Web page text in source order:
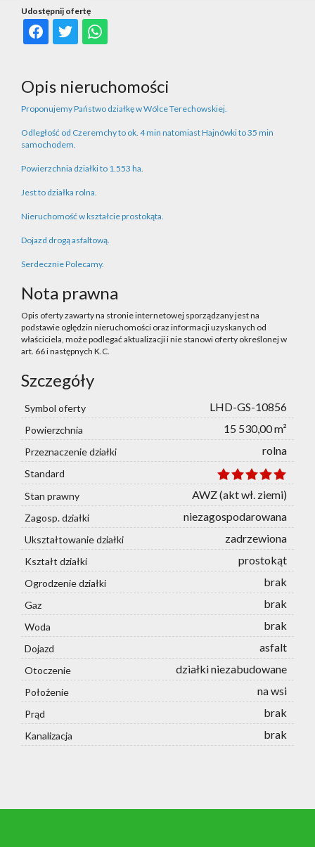
Udostępnij ofertę
Opis nieruchomości
Proponujemy Państwo działkę w Wólce Terechowskiej.
Odległość od Czeremchy to ok. 4 min natomiast Hajnówki to 35 min
samochodem.
Powierzchnia działki to 1.553 ha.
Jest to działka rolna.
Nieruchomość w kształcie prostokąta.
Dojazd drogą asfaltową.
Serdecznie Polecamy.
Nota prawna
Opis oferty zawarty na stronie internetowej sporządzany jest na
podstawie oględzin nieruchomości oraz informacji uzyskanych od
właściciela, może podlegać aktualizacji i nie stanowi oferty określonej w
art. 66 i następnych K.C.
Szczegóły
Symbol oferty LHD-GS-10856
Powierzchnia 15 530,00 m²
Przeznaczenie działki rolna
Standard
Stan prawny
AWZ (akt wł. ziemi)
Zagosp. działki niezagospodarowana
Ukształtowanie działki zadrzewiona
Kształt działki prostokąt
Ogrodzenie działki brak
Gaz brak
Woda brak
Dojazd asfalt
Otoczenie działki niezabudowane
Położenie na wsi
Prąd brak
Kanalizacja brak